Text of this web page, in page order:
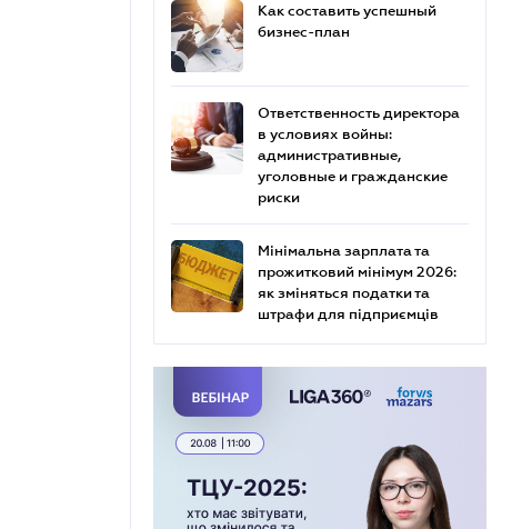
Как составить успешный
бизнес-план
Ответственность директора
в условиях войны:
административные,
уголовные и гражданские
риски
Мінімальна зарплата та
прожитковий мінімум 2026:
як зміняться податки та
штрафи для підприємців